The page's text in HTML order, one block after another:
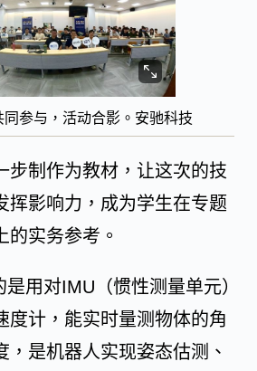
参与，活动合影。安驰科技
步制作为教材，让这次的技
挥影响力，成为学生在专题
的实务参考。
用对IMU（惯性测量单元）
度计，能实时量测物体的角
，是机器人实现姿态估测、